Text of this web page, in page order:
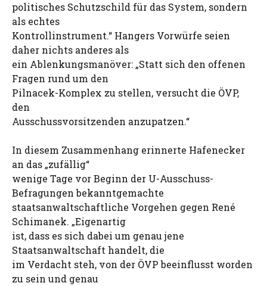
politisches Schutzschild für das System, sondern
als echtes
Kontrollinstrument.“ Hangers Vorwürfe seien
daher nichts anderes als
ein Ablenkungsmanöver: „Statt sich den offenen
Fragen rund um den
Pilnacek-Komplex zu stellen, versucht die ÖVP,
den
Ausschussvorsitzenden anzupatzen.“
In diesem Zusammenhang erinnerte Hafenecker
an das „zufällig“
wenige Tage vor Beginn der U-Ausschuss-
Befragungen bekanntgemachte
staatsanwaltschaftliche Vorgehen gegen René
Schimanek. „Eigenartig
ist, dass es sich dabei um genau jene
Staatsanwaltschaft handelt, die
im Verdacht steh, von der ÖVP beeinflusst worden
zu sein und genau